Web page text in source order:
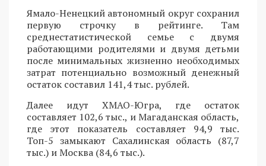
Ямало-Ненецкий автономный округ сохранил
первую строчку в рейтинге. Там
среднестатистической семье с двумя
работающими родителями и двумя детьми
после минимальных жизненно необходимых
затрат потенциально возможный денежный
остаток составил 141,4 тыс. рублей.
Далее идут ХМАО-Югра, где остаток
составляет 102,6 тыс., и Магаданская область,
где этот показатель составляет 94,9 тыс.
Топ-5 замыкают Сахалинская область (87,7
тыс.) и Москва (84,6 тыс.).